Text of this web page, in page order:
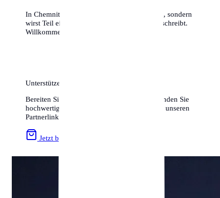
In Chemnitz fängst du nicht nur irgendwo an, sondern
wirst Teil einer Stadt, die gerade Geschichte schreibt.
Willkommen in der Kulturhauptstadt!
Unterstützen Sie uns & Sparen Sie!
Bereiten Sie Ihren Umzug optimal vor und finden Sie
hochwertiges Zubehör zum besten Preis über unseren
Partnerlink:
Jetzt bei Amazon stöbern »